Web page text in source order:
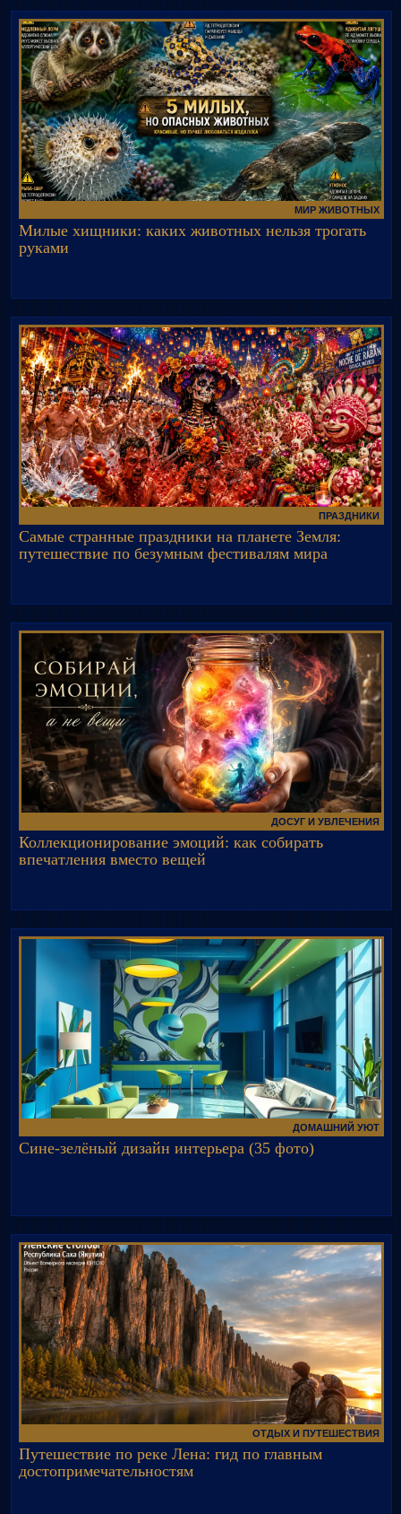
МИР ЖИВОТНЫХ
Милые хищники: каких животных нельзя трогать
руками
ПРАЗДНИКИ
Самые странные праздники на планете Земля:
путешествие по безумным фестивалям мира
ДОСУГ И УВЛЕЧЕНИЯ
Коллекционирование эмоций: как собирать
впечатления вместо вещей
ДОМАШНИЙ УЮТ
Сине-зелёный дизайн интерьера (35 фото)
ОТДЫХ И ПУТЕШЕСТВИЯ
Путешествие по реке Лена: гид по главным
достопримечательностям